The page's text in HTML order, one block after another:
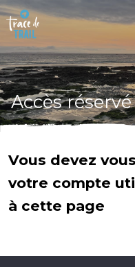
Accès réservé
Vous devez
votre compte
à cette page